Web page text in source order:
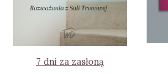
7 dni za zasłoną